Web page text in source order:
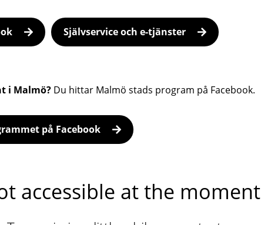
Självservice och e-tjänster
i Malmö? Du hittar Malmö stads program på Facebook.
på Facebook
accessible at the moment